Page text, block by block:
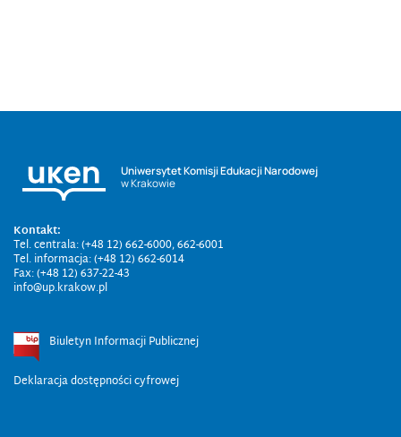
Uniwersytet Komisji Edukacji Narodowej
w Krakowie
Kontakt:
Tel. centrala: (+48 12) 662-6000, 662-6001
Tel. informacja: (+48 12) 662-6014
Fax: (+48 12) 637-22-43
info@up.krakow.pl
Biuletyn Informacji Publicznej
Deklaracja dostępności cyfrowej